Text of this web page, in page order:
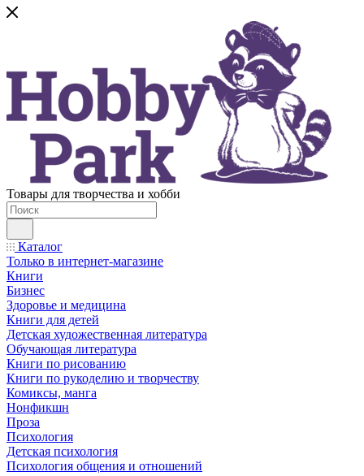
Товары для творчества и хобби
Каталог
Только в интернет-магазине
Книги
Бизнес
Здоровье и медицина
Книги для детей
Детская художественная литература
Обучающая литература
Книги по рисованию
Книги по рукоделию и творчеству
Комиксы, манга
Нонфикшн
Проза
Психология
Детская психология
Психология общения и отношений